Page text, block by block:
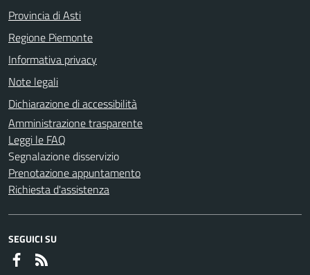
Provincia di Asti
Regione Piemonte
Informativa privacy
Note legali
Dichiarazione di accessibilità
Amministrazione trasparente
Leggi le FAQ
Segnalazione disservizio
Prenotazione appuntamento
Richiesta d'assistenza
SEGUICI SU